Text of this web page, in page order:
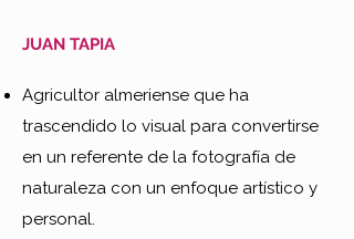
JUAN TAPIA
Agricultor almeriense que ha
trascendido lo visual para convertirse
en un referente de la fotografía de
naturaleza con un enfoque artístico y
personal.